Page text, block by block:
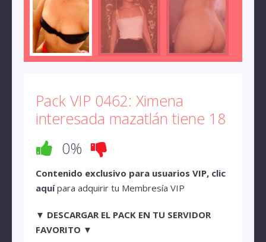
Pack VIP 0462: Ximena
interesada mazatlán tiene 18
0%
Contenido exclusivo para usuarios VIP, clic
aquípara adquirir tu Membresía VIP
▼ DESCARGAR EL PACK EN TU SERVIDOR
FAVORITO ▼